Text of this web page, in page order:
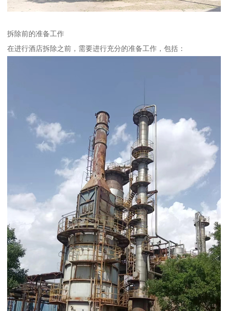
拆除前的准备工作
在进行酒店拆除之前，需要进行充分的准备工作，包括：